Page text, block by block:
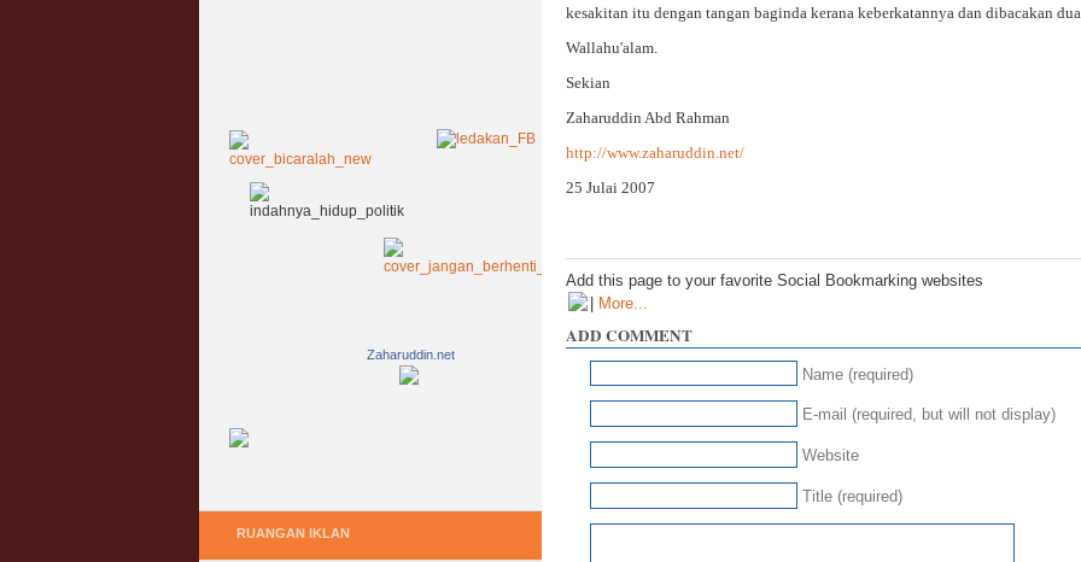
kesakitan itu dengan tangan baginda kerana keberkatannya dan dibacakan
Wallahu'alam.
Sekian
Zaharuddin Abd Rahman
http://www.zaharuddin.net/
25 Julai 2007
Add this page to your favorite Social Bookmarking websites
| More...
ADD COMMENT
Name (required)
E-mail (required, but will not display)
Website
Title (required)
Zaharuddin.net
RUANGAN IKLAN